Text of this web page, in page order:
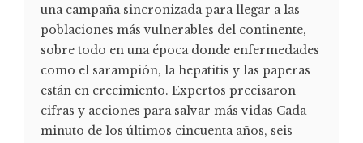
una campaña sincronizada para llegar a las
poblaciones más vulnerables del continente,
sobre todo en una época donde enfermedades
como el sarampión, la hepatitis y las paperas
están en crecimiento. Expertos precisaron
cifras y acciones para salvar más vidas Cada
minuto de los últimos cincuenta años, seis